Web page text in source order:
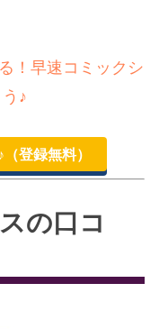
！早速コミックシ
♪
登録無料）
の口コ